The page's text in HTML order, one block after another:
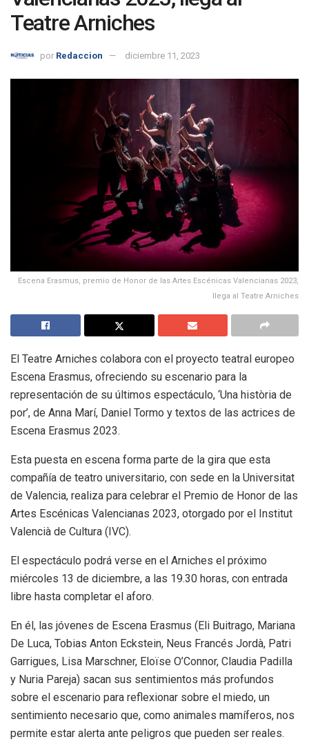
Teatre Arniches
por Redaccion diciembre 11, 2023
Escena Erasmus, premio de Honor de las Artes Escénicas Valencianas 2023,
llega al Teatre Arniches
El Teatre Arniches colabora con el proyecto teatral europeo
Escena Erasmus, ofreciendo su escenario para la
representación de su últimos espectáculo, ‘Una història de
por’, de Anna Marí, Daniel Tormo y textos de las actrices de
Escena Erasmus 2023.
Esta puesta en escena forma parte de la gira que esta
compañía de teatro universitario, con sede en la Universitat
de Valencia, realiza para celebrar el Premio de Honor de las
Artes Escénicas Valencianas 2023, otorgado por el Institut
Valencià de Cultura (IVC).
El espectáculo podrá verse en el Arniches el próximo
miércoles 13 de diciembre, a las 19.30 horas, con entrada
libre hasta completar el aforo.
En él, las jóvenes de Escena Erasmus (Eli Buitrago, Mariana
De Luca, Tobias Anton Eckstein, Neus Francés Jordà, Patri
Garrigues, Lisa Marschner, Eloïse O’Connor, Claudia Padilla
y Nuria Pareja) sacan sus sentimientos más profundos
sobre el escenario para reflexionar sobre el miedo, un
sentimiento necesario que, como animales mamíferos, nos
permite estar alerta ante peligros que pueden ser reales.